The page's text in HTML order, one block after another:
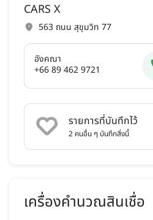
CARS X
563 ถนน สุขุมวิท 77
อังคณา
+66 89 462 9721
รายการที่บันทึกไว้
2 คนอื่น ๆ บันทึกสิ่งนี้
เครื่องคำนวณสินเชื่อ